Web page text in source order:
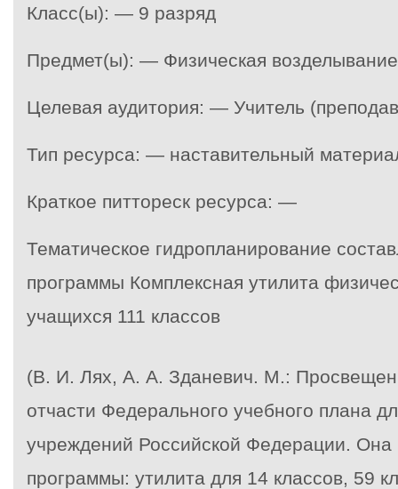
Класс(ы): — 9 разряд
Предмет(ы): — Физическая возделывание
Целевая аудитория: — Учитель
Тип ресурса: — наставительный
Краткое питтореск ресурса: —
Тематическое гидропланирование
программы Комплексная утилита
учащихся 111 классов
(В. И. Лях, А. А. Зданевич. М.:
отчасти Федерального учебного плана
учреждений Российской Федерации.
программы: утилита для 14 классов, 59